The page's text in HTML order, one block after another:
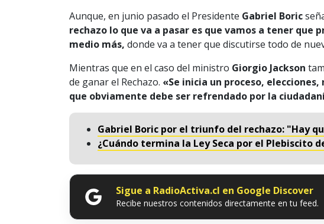
Aunque, en junio pasado el Presidente Gabriel Boric
rechazo lo que va a pasar es que vamos a tener que
medio más, donde va a tener que discutirse todo de
Mientras que en el caso del ministro Giorgio Jackson
de ganar el Rechazo. «Se inicia un proceso,
que obviamente debe ser refrendado por la
Gabriel Boric por el triunfo del rechazo: "Hay
¿Cuándo termina la Ley Seca por el Plebiscito
Sigue a RadioActiva.cl en Google Discover
Recibe nuestros contenidos directamente en tu feed.